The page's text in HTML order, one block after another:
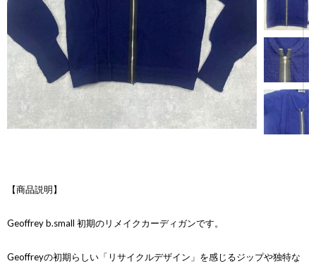
【商品説明】
Geoffrey b.small 初期のリメイクカーディガンです。
Geoffreyの初期らしい「リサイクルデザイン」を感じるジップや独特な